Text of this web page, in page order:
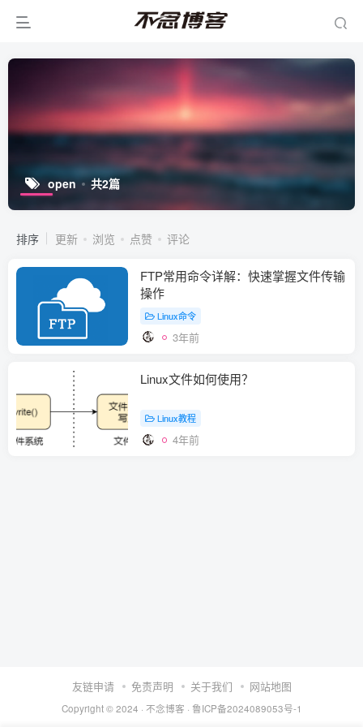
open 共2篇
排序 更新 浏览 点赞 评论
FTP常用命令详解：快速掌握文件传输
操作
Linux命令
3年前
Linux文件如何使用？
Linux教程
4年前
友链申请 免责声明 关于我们 网站地图
Copyright © 2024 · 不念博客 · 鲁ICP备2024089053号-1